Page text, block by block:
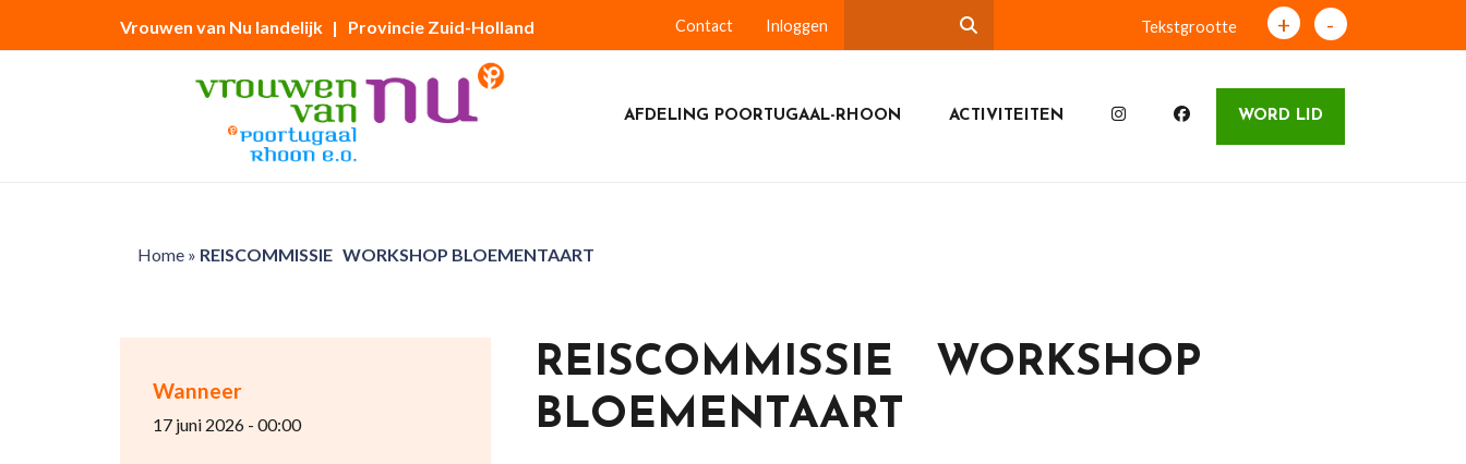
Vrouwen van Nu landelijk | Provincie Zuid-Holland Contact Inloggen Tekstgrootte + -
AFDELING POORTUGAAL-RHOON ACTIVITEITEN WORD LID
Home» REISCOMMISSIE WORKSHOP BLOEMENTAART
Wanneer
17 juni 2026 - 00:00
REISCOMMISSIE WORKSHOP
BLOEMENTAART